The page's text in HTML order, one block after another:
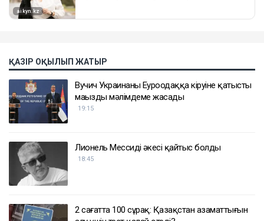
ҚАЗІР ОҚЫЛЫП ЖАТЫР
Вучич Украинаның Еуроодаққа кіруіне қатысты
маңызды мәлімдеме жасады
19:15
Лионель Мессидің әкесі қайтыс болды
18:45
2 сағатта 100 сұрақ: Қазақстан азаматтығын